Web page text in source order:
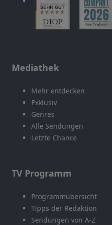
Mediathek
Mehr entdecken
Exklusiv
Genres
Alle Sendungen
Letzte Chance
TV Programm
Programmübersicht
Tipps der Redaktion
Sendungen von A-Z